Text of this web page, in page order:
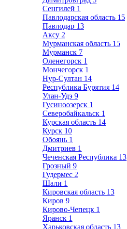
Сенгилей 1
Павлодарская область 15
Павлодар 13
Аксу 2
Мурманская область 15
Мурманск 7
Оленегорск 1
Мончегорск 1
Нур-Султан 14
Республика Бурятия 14
Улан-Удэ 9
Гусиноозерск 1
Северобайкальск 1
Курская область 14
Курск 10
Обоянь 1
Дмитриев 1
Чеченская Республика 13
Грозный 9
Гудермес 2
Шали 1
Кировская область 13
Киров 9
Кирово-Чепецк 1
Яранск 1
Харьковская область 13